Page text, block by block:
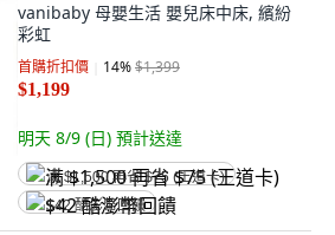
vanibaby 母嬰生活 嬰兒床中床, 繽紛
彩虹
首購折扣價 14%$1,399
$1,199
明天 8/9 (日) 預計送達
满 $1,500 再省 $75 (王道卡)
$42 酷澎幣回饋